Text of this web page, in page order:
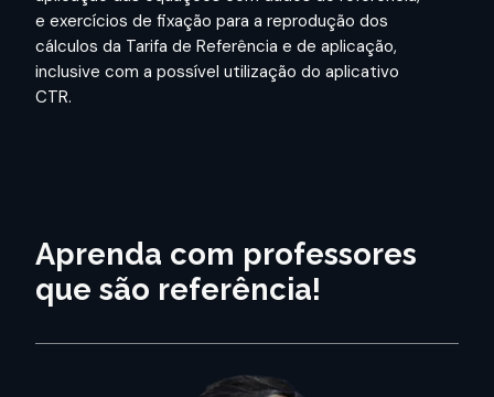
e exercícios de fixação para a reprodução dos
cálculos da Tarifa de Referência e de aplicação,
inclusive com a possível utilização do aplicativo
CTR.
Aprenda com professores
que são referência!